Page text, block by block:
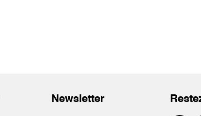
Newsletter